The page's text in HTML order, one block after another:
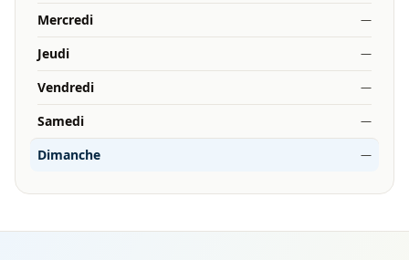
Mercredi —
Jeudi —
Vendredi —
Samedi —
Dimanche —